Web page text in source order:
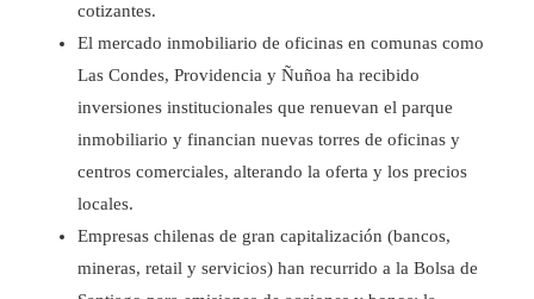
cotizantes.
El mercado inmobiliario de oficinas en comunas como
Las Condes, Providencia y Ñuñoa ha recibido
inversiones institucionales que renuevan el parque
inmobiliario y financian nuevas torres de oficinas y
centros comerciales, alterando la oferta y los precios
locales.
Empresas chilenas de gran capitalización (bancos,
mineras, retail y servicios) han recurrido a la Bolsa de